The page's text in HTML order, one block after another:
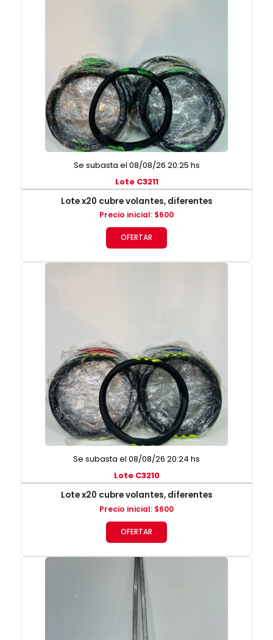
Se subasta el 08/08/26 20:25 hs
Lote C3211
Lote x20 cubre volantes, diferentes
Precio inicial: $600
OFERTAR
Se subasta el 08/08/26 20:24 hs
Lote C3210
Lote x20 cubre volantes, diferentes
Precio inicial: $600
OFERTAR